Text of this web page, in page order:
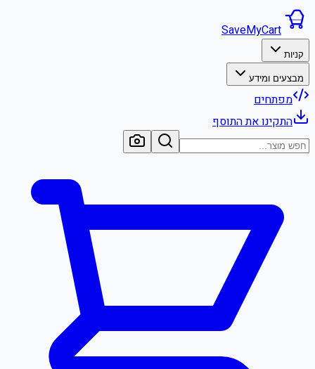
SaveMyCart
קניות
מבצעים ומידע
מפתחים
התקינו את התוסף